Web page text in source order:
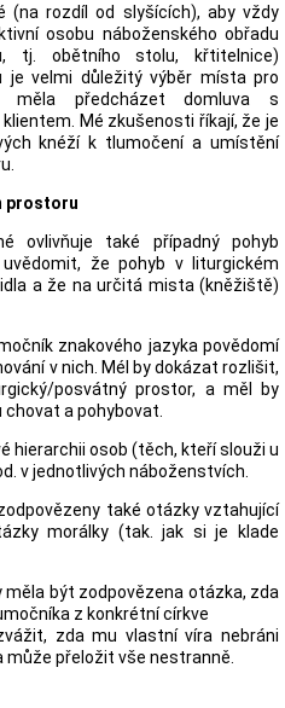
(na rozdíl od slyšících), aby vždy
osobu náboženského obřadu
tj. obětního stolu, křtitelnice)
je velmi důležitý výběr místa pro
měla předcházet domluva s
Mé zkušenosti říkají, že je
knéží k tlumočení a umístění
prostoru
ovlivňuje také případný pohyb
že pohyb v liturgickém
a že na určitá mista (kněžiště)
znakového jazyka povědomí
v nich. Mél by dokázat rozlišit,
posvátný prostor, a měl by
a pohybovat.
hierarchii osob (těch, kteří slouži u
v jednotlivých náboženstvích.
také otázky vztahující
morálky (tak. jak si je klade
být zodpovězena otázka, zda
z konkrétní církve
zda mu vlastní víra nebráni
přeložit vše nestranně.